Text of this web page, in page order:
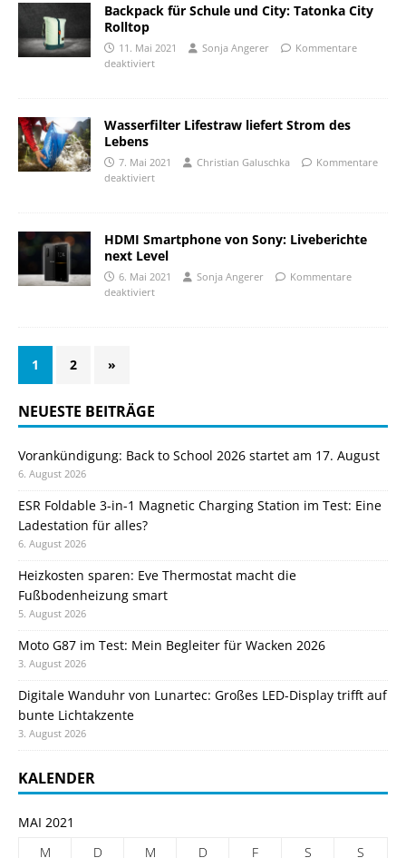
Backpack für Schule und City: Tatonka City
Rolltop
11. Mai 2021 Sonja Angerer
Kommentare
deaktiviert
Wasserfilter Lifestraw liefert Strom des
Lebens
7. Mai 2021 Christian Galuschka
Kommentare
deaktiviert
HDMI Smartphone von Sony: Liveberichte
next Level
6. Mai 2021 Sonja Angerer
Kommentare
deaktiviert
1 2 »
NEUESTE BEITRÄGE
Vorankündigung: Back to School 2026 startet am 17. August
6. August 2026
ESR Foldable 3-in-1 Magnetic Charging Station im Test: Eine
Ladestation für alles?
6. August 2026
Heizkosten sparen: Eve Thermostat macht die
Fußbodenheizung smart
5. August 2026
Moto G87 im Test: Mein Begleiter für Wacken 2026
3. August 2026
Digitale Wanduhr von Lunartec: Großes LED-Display trifft auf
bunte Lichtakzente
3. August 2026
KALENDER
MAI 2021
M
D M D F S S